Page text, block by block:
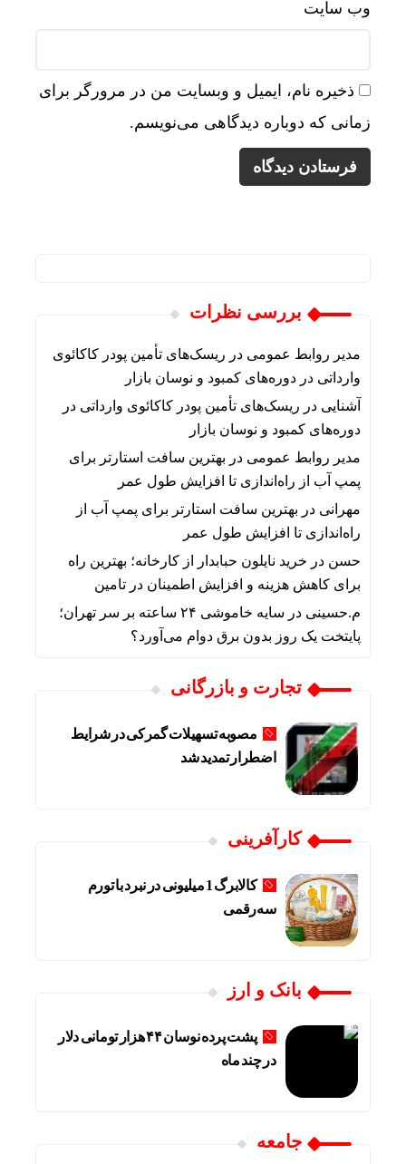
وب‌ سایت
ذخیره نام، ایمیل و وبسایت من در مرورگر برای
زمانی که دوباره دیدگاهی می‌نویسم.
بررسی نظرات
مدیر روابط عمومی در ریسک‌های تأمین پودر کاکائوی
وارداتی در دوره‌های کمبود و نوسان بازار
آشنایی در ریسک‌های تأمین پودر کاکائوی وارداتی در
دوره‌های کمبود و نوسان بازار
مدیر روابط عمومی در بهترین سافت استارتر برای
پمپ آب از راه‌اندازی تا افزایش طول عمر
مهرانی در بهترین سافت استارتر برای پمپ آب از
راه‌اندازی تا افزایش طول عمر
حسن در خرید نایلون حبابدار از کارخانه؛ بهترین راه
برای کاهش هزینه و افزایش اطمینان در تامین
م.حسینی در
سایه خاموشی ۲۴ ساعته بر سر تهران؛
پایتخت یک روز بدون برق دوام می‌آورد؟
تجارت و بازرگانی
مصوبه تسهیلات گمرکی در شرایط
اضطرار تمدید شد
کارآفرینی
کالابرگ 1 میلیونی در نبرد با تورم
سه‌رقمی
بانک و ارز
پشت پرده نوسان ۴۴ هزار تومانی دلار
در چند ماه
جامعه